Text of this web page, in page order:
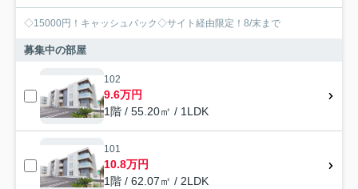
◇15000円！キャッシュバック◇サイト経由限定！8/末まで
募集中の部屋
102
9.6万円
1階 / 55.20㎡ / 1LDK
101
10.8万円
1階 / 62.07㎡ / 2LDK